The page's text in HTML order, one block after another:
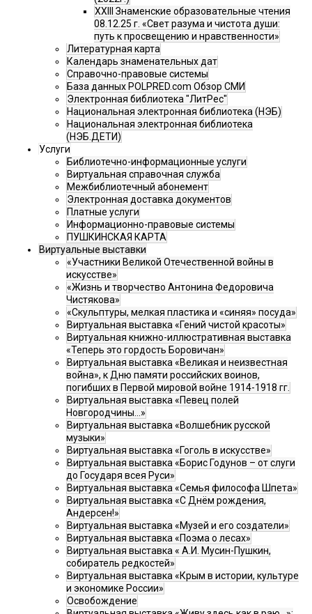
XXIII Знаменские образовательные чтения
08.12.25 г. «Свет разума и чистота души:
путь к просвещению и нравственности»
Литературная карта
Календарь знаменательных дат
Справочно-правовые системы
База данных POLPRED.com Обзор СМИ
Электронная библиотека "ЛитРес"
Национальная электронная библиотека (НЭБ)
Национальная электронная библиотека
(НЭБ.ДЕТИ)
Услуги
Библиотечно-информационные услуги
Виртуальная справочная служба
Межбиблиотечный абонемент
Электронная доставка документов
Платные услуги
Информационно-правовые системы
ПУШКИНСКАЯ КАРТА
Виртуальные выставки
«Участники Великой Отечественной войны в
искусстве»
«Жизнь и творчество Антонина Федоровича
Чистякова»
«Скульптуры, мелкая пластика и «синяя» посуда»
Виртуальная выставка «Гений чистой красоты»
Виртуальная книжно-иллюстративная выставка
«Теперь это гордость Боровичан»
Виртуальная выставка «Великая и неизвестная
война», к Дню памяти российских воинов,
погибших в Первой мировой войне 1914-1918 гг.
Виртуальная выставка «Певец полей
Новгородчины…»
Виртуальная выставка «Волшебник русской
музыки»
Виртуальная выставка «Гоголь в искусстве»
Виртуальная выставка «Борис Годунов – от слуги
до Государя всея Руси»
Виртуальная выставка «Семья философа Шпета»
Виртуальная выставка «С Днём рождения,
Андерсен!»
Виртуальная выставка «Музей и его создатели»
Виртуальная выставка «Поэма о лесах»
Виртуальная выставка « А.И. Мусин-Пушкин,
собиратель редкостей»
Виртуальная выставка «Крым в истории, культуре
и экономике России»
Освобождение